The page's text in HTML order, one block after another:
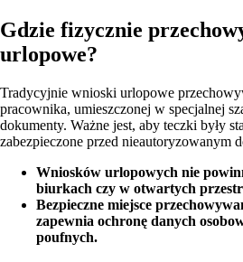
Gdzie fizycznie
urlopowe?
Tradycyjnie wnioski urlopowe
pracownika, umieszczonej w specjalnej
dokumenty. Ważne jest, aby teczki były
zabezpieczone przed nieautoryzowanym
Wniosków urlopowych nie
biurkach czy w otwartych
Bezpieczne miejsce
zapewnia ochronę danych
poufnych.